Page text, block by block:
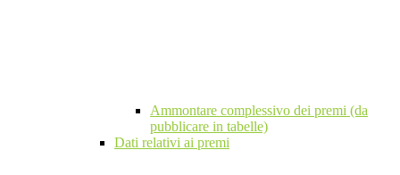
Ammontare complessivo dei premi (da
pubblicare in tabelle)
Dati relativi ai premi